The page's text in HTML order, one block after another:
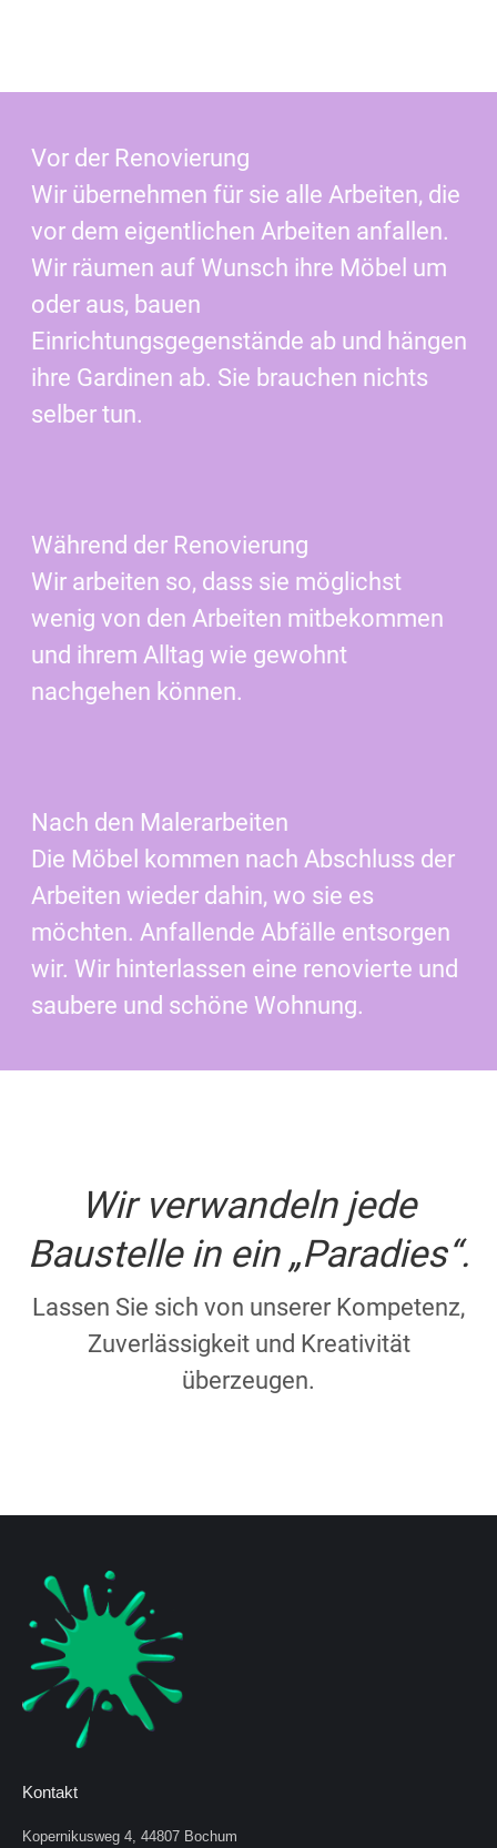
Vor der Renovierung
Wir übernehmen für sie alle Arbeiten, die
vor dem eigentlichen Arbeiten anfallen.
Wir räumen auf Wunsch ihre Möbel um
oder aus, bauen
Einrichtungsgegenstände ab und hängen
ihre Gardinen ab. Sie brauchen nichts
selber tun.
Während der Renovierung
Wir arbeiten so, dass sie möglichst
wenig von den Arbeiten mitbekommen
und ihrem Alltag wie gewohnt
nachgehen können.
Nach den Malerarbeiten
Die Möbel kommen nach Abschluss der
Arbeiten wieder dahin, wo sie es
möchten. Anfallende Abfälle entsorgen
wir. Wir hinterlassen eine renovierte und
saubere und schöne Wohnung.
Wir verwandeln jede
Baustelle in ein „Paradies“.
Lassen Sie sich von unserer Kompetenz,
Zuverlässigkeit und Kreativität
überzeugen.
Kontakt
Kopernikusweg 4, 44807 Bochum